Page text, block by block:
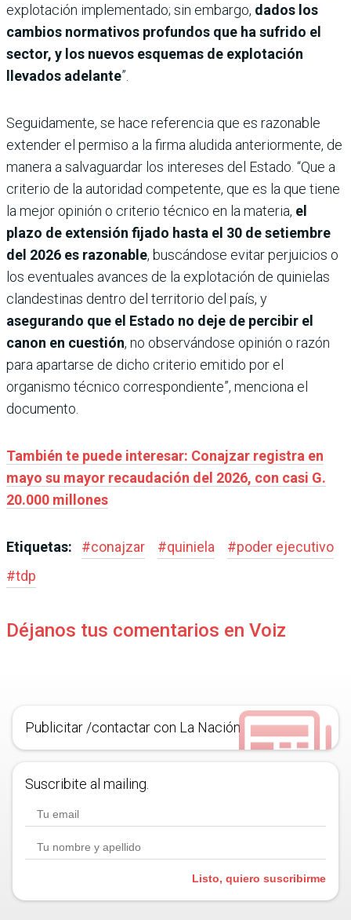
explotación implementado; sin embargo, dados los
cambios normativos profundos que ha sufrido el
sector, y los nuevos esquemas de explotación
llevados adelante”.
Seguidamente, se hace referencia que es razonable
extender el permiso a la firma aludida anteriormente, de
manera a salvaguardar los intereses del Estado. “Que a
criterio de la autoridad competente, que es la que tiene
la mejor opinión o criterio técnico en la materia, el
plazo de extensión fijado hasta el 30 de setiembre
del 2026 es razonable, buscándose evitar perjuicios o
los eventuales avances de la explotación de quinielas
clandestinas dentro del territorio del país, y
asegurando que el Estado no deje de percibir el
canon en cuestión, no observándose opinión o razón
para apartarse de dicho criterio emitido por el
organismo técnico correspondiente”, menciona el
documento.
También te puede interesar: Conajzar registra en
mayo su mayor recaudación del 2026, con casi G.
20.000 millones
Etiquetas: #conajzar #quiniela #poder ejecutivo
#tdp
Déjanos tus comentarios en Voiz
Publicitar /contactar con La Nación
Suscribite al mailing.
Listo, quiero suscribirme